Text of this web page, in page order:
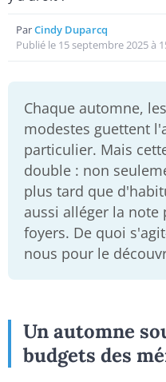
ParCindy Duparcq
Publié le 15 septembre 2025 à
Chaque automne,
modestes guettent
particulier. Mais
double : non
plus tard que
aussi alléger la
foyers. De quoi
nous pour le
Un automne
budgets des